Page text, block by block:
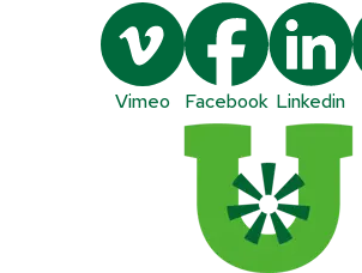
Vimeo Facebook Linkedin